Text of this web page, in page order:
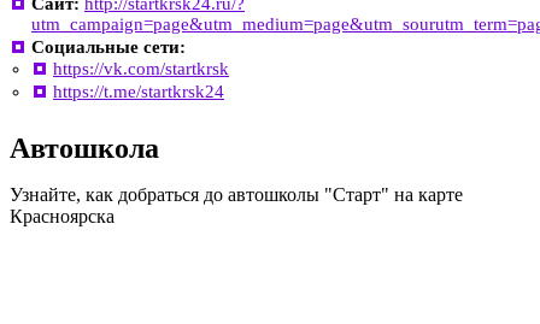
Социальные сети:
https://vk.com/startkrsk
https://t.me/startkrsk24
Автошкола
Узнайте, как добраться до автошколы "Старт" на карте
Красноярска